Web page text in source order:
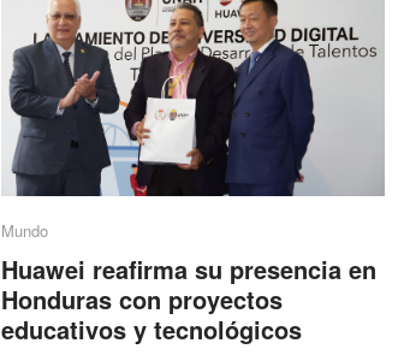
Mundo
Huawei reafirma su presencia en
Honduras con proyectos
educativos y tecnológicos